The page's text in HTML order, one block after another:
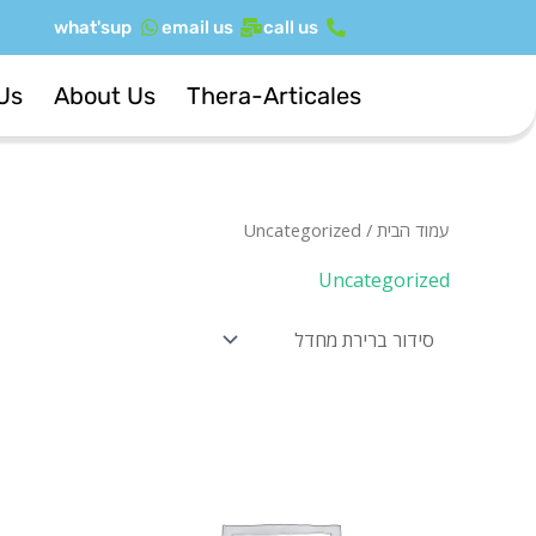
לתוכן
call us
email us
what'sup
Thera-Articales
About Us
עמוד הבית / Uncategorized
Uncategorized